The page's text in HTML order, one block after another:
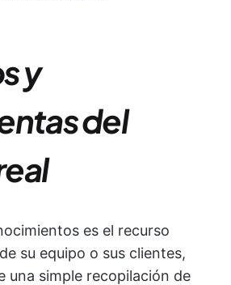
y
del
es el recurso
su equipo o sus clientes,
una simple recopilación de